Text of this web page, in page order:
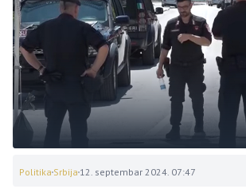
Politika Srbija 12. septembar 2024. 07:47